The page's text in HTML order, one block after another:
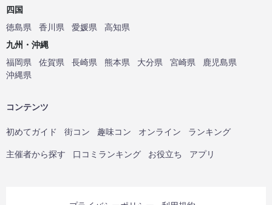
四国
徳島県
香川県 愛媛県
高知県
九州・沖縄
福岡県
佐賀県 長崎県 熊本県 大分県 宮崎県
鹿児島県
沖縄県
コンテンツ
初めてガイド 街コン 趣味コン オンライン ランキング
主催者から探す 口コミランキング お役立ち アプリ